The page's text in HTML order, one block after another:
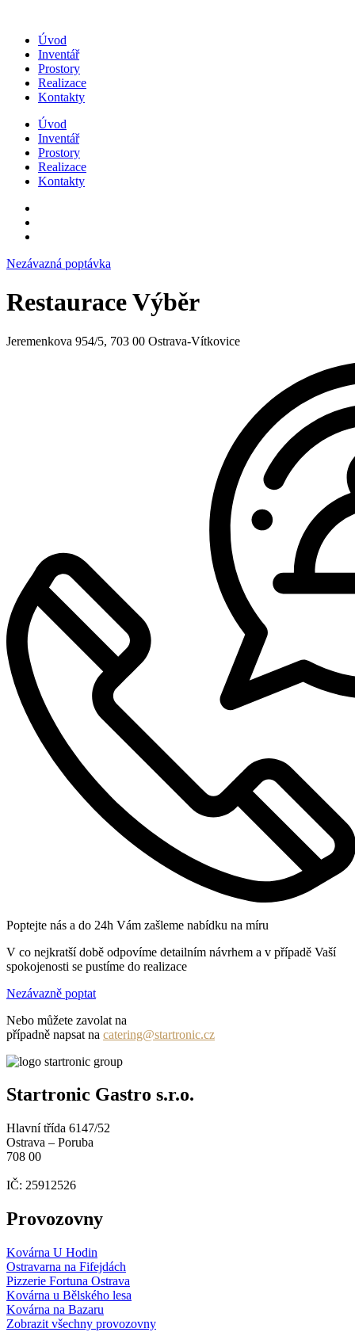
obsahuÚvod
Inventář
Prostory
Realizace
Kontakty
Úvod
Inventář
Prostory
Realizace
Kontakty
Nezávazná poptávka
Restaurace Výběr
Jeremenkova 954/5, 703 00 Ostrava-Vítkovice
Poptejte nás a do 24h Vám zašleme nabídku na míru
V co nejkratší době odpovíme detailním návrhem a v případě Vaší
spokojenosti se pustíme do realizace
Nezávazně poptat
Nebo můžete zavolat na
případně napsat na catering@startronic.cz
Startronic Gastro s.r.o.
Hlavní třída 6147/52
Ostrava – Poruba
708 00
IČ: 25912526
Provozovny
Kovárna U Hodin
Ostravarna na Fifejdách
Pizzerie Fortuna Ostrava
Kovárna u Bělského lesa
Kovárna na Bazaru
Zobrazit všechny provozovny